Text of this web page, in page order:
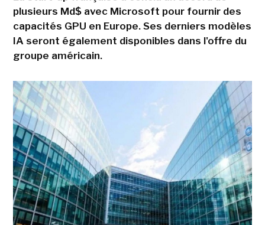
plusieurs Md$ avec Microsoft pour fournir des
capacités GPU en Europe. Ses derniers modèles
IA seront également disponibles dans l'offre du
groupe américain.